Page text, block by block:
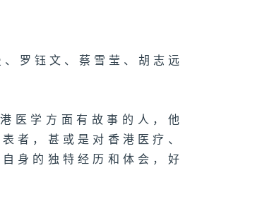
罗钰文、蔡雪莹、胡志远
医学方面有故事的人，他
者，甚或是对香港医疗、
身的独特经历和体会，好